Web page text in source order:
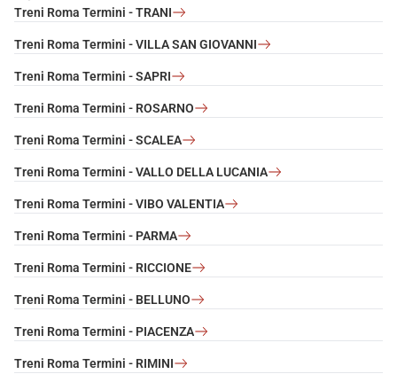
Treni Roma Termini - TRANI
Treni Roma Termini - VILLA SAN GIOVANNI
Treni Roma Termini - SAPRI
Treni Roma Termini - ROSARNO
Treni Roma Termini - SCALEA
Treni Roma Termini - VALLO DELLA LUCANIA
Treni Roma Termini - VIBO VALENTIA
Treni Roma Termini - PARMA
Treni Roma Termini - RICCIONE
Treni Roma Termini - BELLUNO
Treni Roma Termini - PIACENZA
Treni Roma Termini - RIMINI